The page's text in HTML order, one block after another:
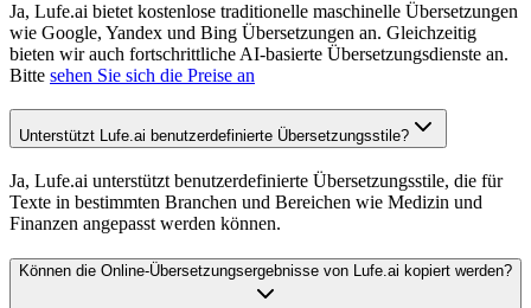
Ja, Lufe.ai bietet kostenlose traditionelle maschinelle Übersetzungen
wie Google, Yandex und Bing Übersetzungen an. Gleichzeitig
bieten wir auch fortschrittliche AI-basierte Übersetzungsdienste an.
Bitte sehen Sie sich die Preise an
Unterstützt Lufe.ai benutzerdefinierte Übersetzungsstile?
Ja, Lufe.ai unterstützt benutzerdefinierte Übersetzungsstile, die für
Texte in bestimmten Branchen und Bereichen wie Medizin und
Finanzen angepasst werden können.
Können die Online-Übersetzungsergebnisse von Lufe.ai kopiert werden?